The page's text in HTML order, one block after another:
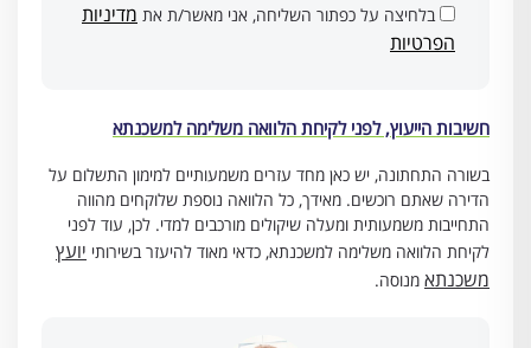
בלחיצה על כפתור השליחה, אני מאשר/ת את מדיניות
הפרטיות
חשיבות הייעוץ, לפני לקיחת הלוואה משלימה למשכנתא
בשורה התחתונה, יש כאן מחד עזרים משמעותיים למימון התשלום על
הדירה שאתם רוכשים. מאידך, כל הלוואה נוספת שלוקחים מהווה
התחייבות משמעותית ומעלה שיקולים מורכבים למדי. לכן, עוד לפני
לקיחת הלוואה משלימה למשכנתא, כדאי מאוד להיעזר בשירותי יועץ
משכנתא מנוסה.